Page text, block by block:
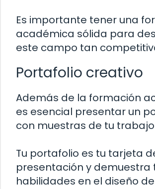
Es importante tener una
académica sólida para
este campo tan
Portafolio creativo
Además de la formación
es esencial presentar un
con muestras de tu
Tu portafolio es tu tarjeta
presentación y demuestra
habilidades en el diseño